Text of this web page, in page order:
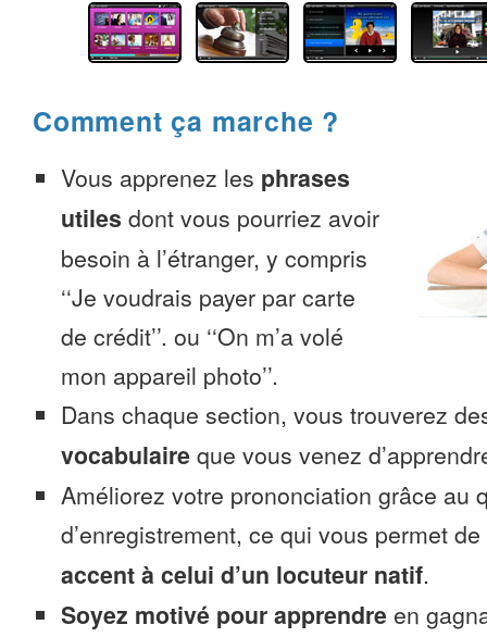
Comment ça marche ?
Vous apprenez les phrases
utiles dont vous pourriez avoir
besoin à l’étranger, y compris
‘‘Je voudrais payer par carte
de crédit’’. ou ‘‘On m’a volé
mon appareil photo’’.
Dans chaque section, vous trouverez
vocabulaire que vous venez
Améliorez votre prononciation grâce au
d’enregistrement, ce qui vous permet de
accent à celui d’un locuteur natif.
Soyez motivé pour apprendre en